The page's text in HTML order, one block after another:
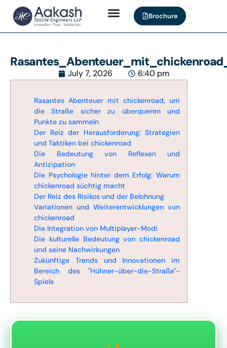
Brochure
July 7, 2026 6:40 pm
Rasantes Abenteuer mit chickenroad, um
die Straße sicher zu überqueren und
Punkte zu sammeln
Der Reiz der Herausforderung: Strategien
und Taktiken bei chickenroad
Die Bedeutung von Reflexen und
Antizipation
Die Psychologie hinter dem Erfolg: Warum
chickenroad süchtig macht
Der Reiz des Risikos und der Belohnung
Variationen und Weiterentwicklungen von
chickenroad
Die Integration von Multiplayer-Modi
Die kulturelle Bedeutung von chickenroad
und seine Nachwirkungen
Zukünftige Trends und Innovationen im
Bereich des "Hühner-über-die-Straße"-
Spiels